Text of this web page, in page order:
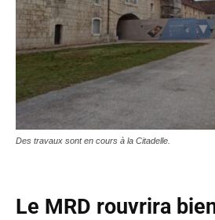
Des travaux sont en cours à la Citadelle.
Le MRD rouvrira